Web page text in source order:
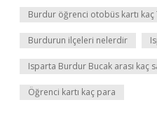
Burdur öğrenci otobüs kartı kaç
Burdurun ilçeleri nelerdir
Isparta Burdur Bucak arası kaç
Öğrenci kartı kaç para